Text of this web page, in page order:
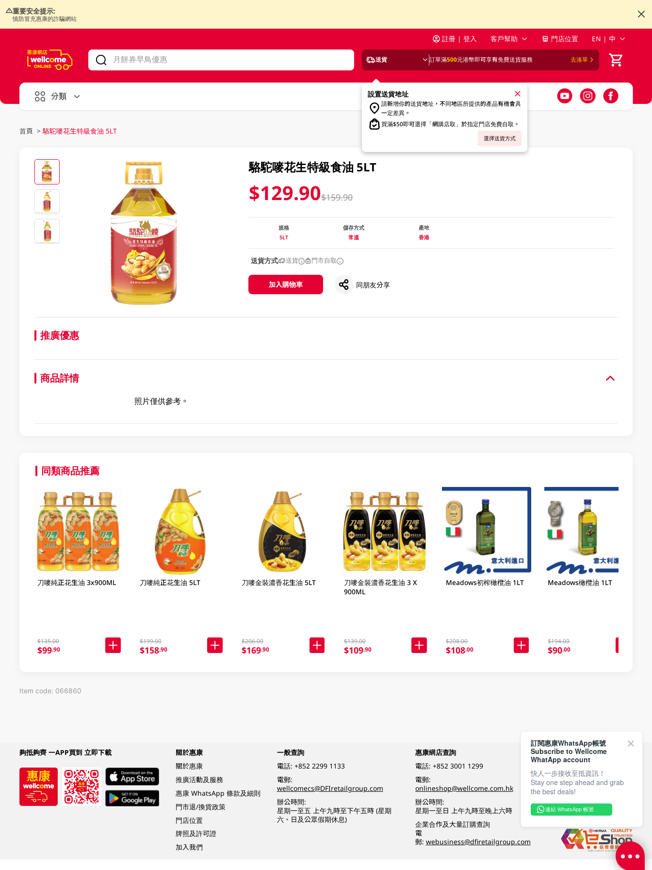
重要安全提示:
慎防冒充惠康的詐騙網站
註冊 | 登入 客戶幫助 門店位置 EN | 中
送貨 訂單滿500元港幣即可享有免費送貨服務 去湊單
設置送貨地址
請新增你的送貨地址，不同地區所提供的產品有機會具
一定差異。
買滿$50即可選擇「網購店取」於指定門店免費自取。
選擇送貨方式
分類
首頁 >駱駝嘜花生特級食油 5LT
駱駝嘜花生特級食油 5LT
$129.90$159.90
規格
5LT
儲存方式
常溫
產地
香港
送貨方式 送貨 門市自取
加入購物車 同朋友分享
推廣優惠
商品詳情
照片僅供參考。
同類商品推薦
刀嘜純正花生油 3x900ML
$135.00
$99.90
刀嘜純正花生油 5LT
$199.00
$158.90
刀嘜金裝濃香花生油 5LT
$206.00
$169.90
刀嘜金裝濃香花生油 3 X
900ML
$139.00
$109.90
Meadows初榨橄欖油 1LT
$208.00
$108.00
Meadows橄欖油 1LT
$194.00
$90.00
Item code: 066860
夠抵夠齊 一APP買到 立即下載
關於惠康
關於惠康
推廣活動及服務
惠康 WhatsApp 條款及細則
門市退/換貨政策
門店位置
牌照及許可證
加入我們
一般查詢
電話: +852 2299 1133
電郵:
wellcomecs@DFIretailgroup.com
辦公時間:
星期一至五 上午九時至下午五時 (星期
六、日及公眾假期休息)
惠康網店查詢
電話: +852 3001 1299
電郵:
onlineshop@wellcome.com.hk
辦公時間:
星期一至日 上午九時至晚上六時
企業合作及大量訂購查詢
電
郵: webusiness@dfiretailgroup.com
付款方式
關注我們
訂閱惠康WhatsApp帳號
Subscribe to Wellcome
WhatApp account
快人一步接收至抵資訊！
Stay one step ahead and grab
the best deals!
連結 WhatsApp 帳號